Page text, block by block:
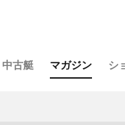
中古艇 マガジン シ